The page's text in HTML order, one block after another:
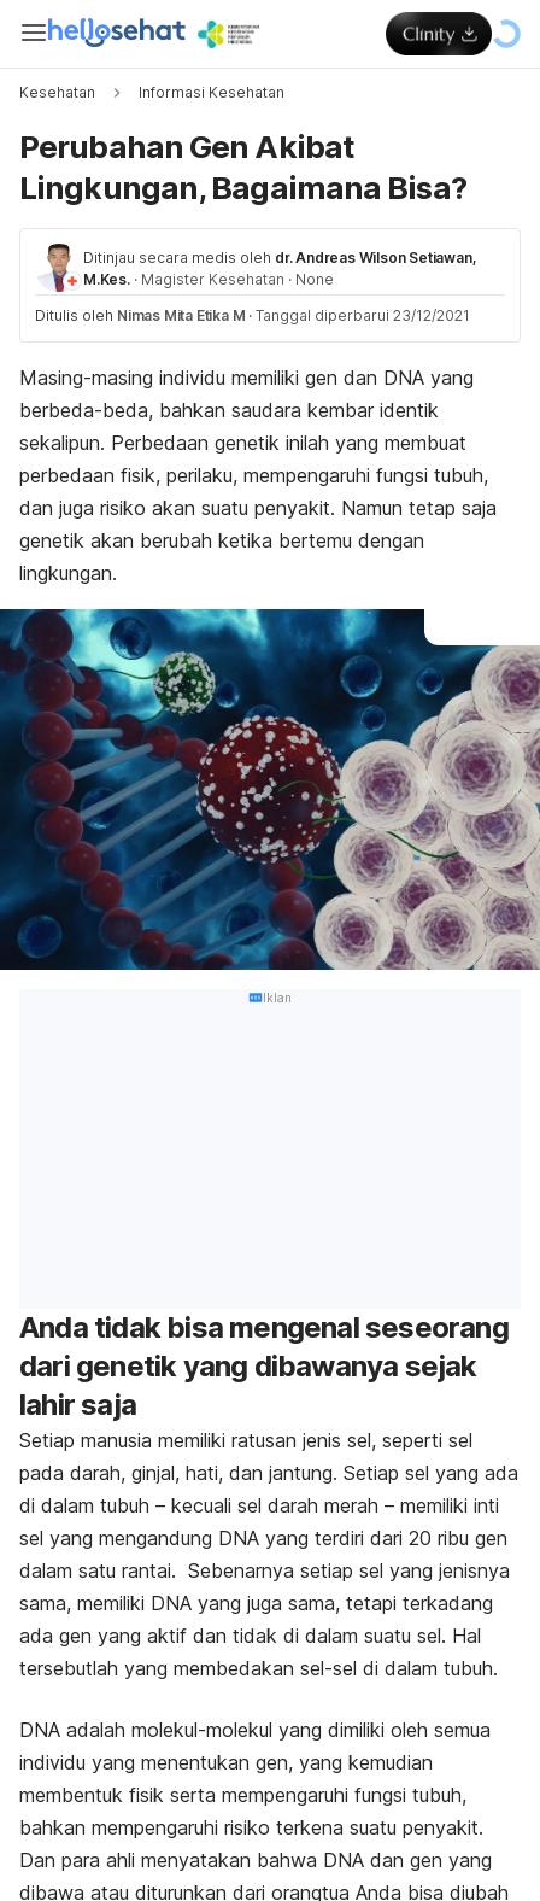
Kesehatan Informasi Kesehatan
Perubahan Gen Akibat
Lingkungan, Bagaimana Bisa?
Ditinjau secara medis oleh dr. Andreas Wilson Setiawan,
M.Kes. · Magister Kesehatan · None
Ditulis oleh Nimas Mita Etika M · Tanggal diperbarui 23/12/2021
Masing-masing individu memiliki gen dan DNA yang
berbeda-beda, bahkan saudara kembar identik
sekalipun. Perbedaan genetik inilah yang membuat
perbedaan fisik, perilaku, mempengaruhi fungsi tubuh,
dan juga risiko akan suatu penyakit. Namun tetap saja
genetik akan berubah ketika bertemu dengan
lingkungan.
Iklan
Anda tidak bisa mengenal seseorang
dari genetik yang dibawanya sejak
lahir saja
Setiap manusia memiliki ratusan jenis sel, seperti sel
pada darah, ginjal, hati, dan jantung. Setiap sel yang ada
di dalam tubuh – kecuali sel darah merah – memiliki inti
sel yang mengandung DNA yang terdiri dari 20 ribu gen
dalam satu rantai. Sebenarnya setiap sel yang jenisnya
sama, memiliki DNA yang juga sama, tetapi terkadang
ada gen yang aktif dan tidak di dalam suatu sel. Hal
tersebutlah yang membedakan sel-sel di dalam tubuh.
DNA adalah molekul-molekul yang dimiliki oleh semua
individu yang menentukan gen, yang kemudian
membentuk fisik serta mempengaruhi fungsi tubuh,
bahkan mempengaruhi risiko terkena suatu penyakit.
Dan para ahli menyatakan bahwa DNA dan gen yang
dibawa atau diturunkan dari orangtua Anda bisa diubah